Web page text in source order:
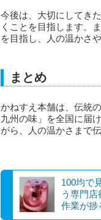
今後は、大切にしてき
くことを目指します。
を目指し、人の温かさ
まとめ
かねすえ本舗は、伝統
九州の味」を全国に届
がら、人の温かさまで
100均で
う専門店
作業が捗